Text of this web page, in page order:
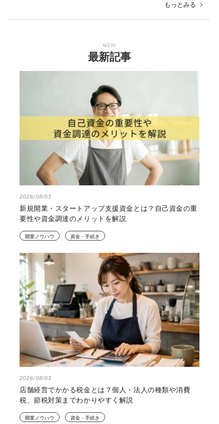
もっとみる
NEW
最新記事
2026/08/03
新規開業・スタートアップ支援資金とは？自己資金の重
要性や資金調達のメリットを解説
開業ノウハウ 資金・手続き
2026/08/03
店舗経営でかかる税金とは？個人・法人の種類や消費
税、節税対策までわかりやすく解説
開業ノウハウ 資金・手続き